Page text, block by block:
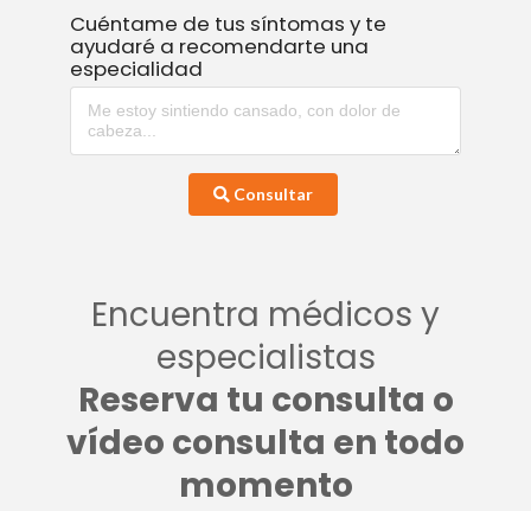
Cuéntame de tus síntomas y te
ayudaré a recomendarte una
especialidad
Consultar
Encuentra médicos y
especialistas
Reserva tu consulta o
vídeo consulta en todo
momento